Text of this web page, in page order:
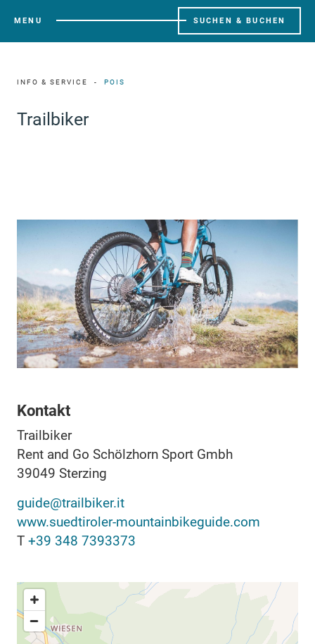
MENU SUCHEN & BUCHEN
INFO & SERVICE POIS
Trailbiker
Kontakt
Trailbiker
Rent and Go Schölzhorn Sport Gmbh
39049 Sterzing
guide@trailbiker.it
www.suedtiroler-mountainbikeguide.com
T +39 348 7393373